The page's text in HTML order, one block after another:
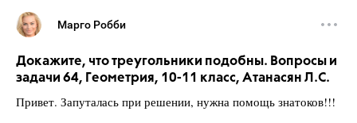
Марго Робби
Докажите, что треугольники подобны. Вопросы и
задачи 64, Геометрия, 10-11 класс, Атанасян Л.С.
Привет. Запуталась при решении, нужна помощь знатоков!!!